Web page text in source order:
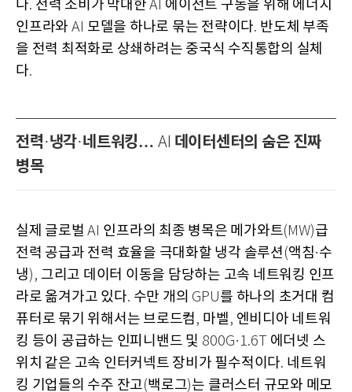
다. 전력 소비가 막대한 AI 에이전트 구동을 위해 에너지
인프라와 AI 모델을 하나로 묶는 전략이다. 반도체 부족
을 전력 최적화로 상쇄하려는 중국식 수직통합의 실체
다.
전력·냉각·네트워킹… AI 데이터센터의 숨은 진짜
병목
실제 글로벌AI 인프라의 최종 병목은 메가와트(MW)급
전력 공급과 전력 효율을 극대화할 냉각 솔루션 (액침·수
냉), 그리고 데이터 이동을 담당하는 고속 네트워킹 인프
라로 옮겨가고 있다. 수만 개의 GPU를 하나의 초거대 컴
퓨터로 묶기 위해서는 브로드컴, 마벨, 엔비디아 네트워
킹 등이 공급하는 인피니밴드 및 800G·1.6T 에더넷 스
위치 같은 고속 인터커넥트 장비가 필수적이다. 네트워
킹 기업들의 수주 잔고(백로그)는 클러스터 규모와 메모